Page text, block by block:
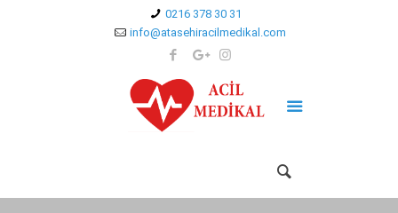
0216 378 30 31
info@atasehiracilmedikal.com